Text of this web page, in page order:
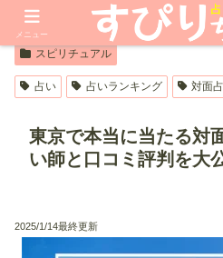
【PR】本ページはプロモーションが含ま
スピリチュアル
占い 占いランキング 対面
東京で本当に当たる対
い師と口コミ評判を大
2025/1/14最終更新
メニュー